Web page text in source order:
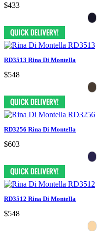
$433
RD3513 Rina Di Montella
$548
RD3256 Rina Di Montella
$603
RD3512 Rina Di Montella
$548